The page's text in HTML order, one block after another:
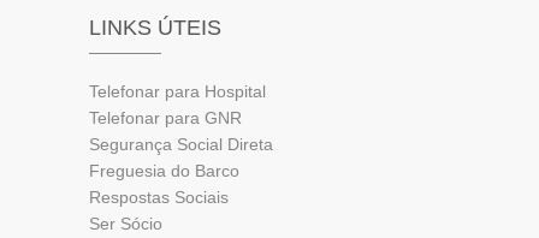
LINKS ÚTEIS
Telefonar para Hospital
Telefonar para GNR
Segurança Social Direta
Freguesia do Barco
Respostas Sociais
Ser Sócio